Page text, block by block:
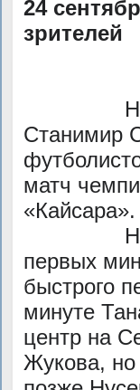
24
зрителей
На
Станимир
матч
«Кайсара».
Не
первых
быстрого
минуте
центр на
Жукова,